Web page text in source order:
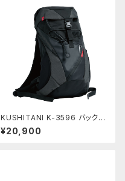
KUSHITANI K-3596 バックパ
ック
¥20,900